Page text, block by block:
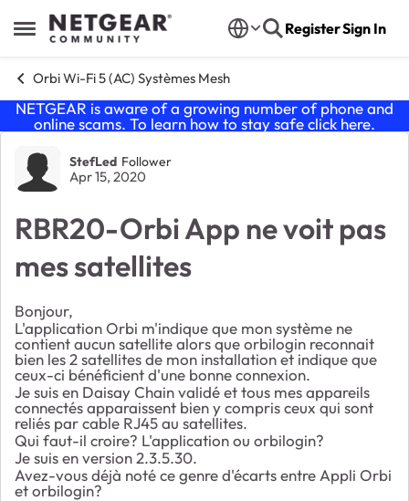
Open Side Menu
Skip to content RegisterSign In
Orbi Wi-Fi 5 (AC) Systèmes Mesh
NETGEAR is aware of a growing number of phone and
online scams. To learn how to stay safe click here.
Forum Discussion
StefLed Follower
Apr 15, 2020
RBR20-Orbi App ne voit pas
mes satellites
Bonjour,
L'application Orbi m'indique que mon système ne
contient aucun satellite alors que orbilogin reconnait
bien les 2 satellites de mon installation et indique que
ceux-ci bénéficient d'une bonne connexion.
Je suis en Daisay Chain validé et tous mes appareils
connectés apparaissent bien y compris ceux qui sont
reliés par cable RJ45 au satellites.
Qui faut-il croire? L'application ou orbilogin?
Je suis en version 2.3.5.30.
Avez-vous déjà noté ce genre d'écarts entre Appli Orbi
et orbilogin?